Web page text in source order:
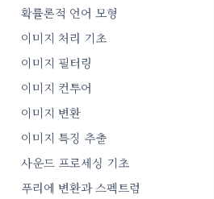
확률론적 언어 모형
이미지 처리 기초
이미지 필터링
이미지 컨투어
이미지 변환
이미지 특징 추출
사운드 프로세싱 기초
푸리에 변환과 스펙트럼